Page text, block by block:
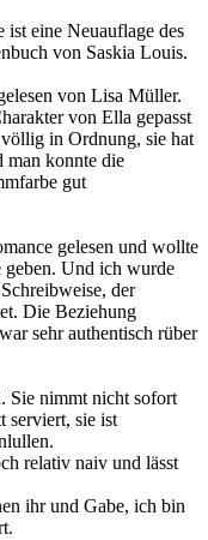
ist eine Neuauflage des
von Saskia Louis.
von Lisa Müller.
von Ella gepasst
in Ordnung, sie hat
man konnte die
gut
gelesen und wollte
geben. Und ich wurde
der
Die Beziehung
sehr authentisch rüber
Sie nimmt nicht sofort
serviert, sie ist
relativ naiv und lässt
ihr und Gabe, ich bin